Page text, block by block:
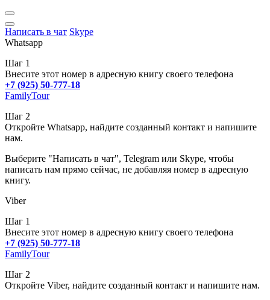
Написать в чат Skype
Whatsapp
Шаг 1
Внесите этот номер в адресную книгу своего телефона
+7 (925) 50-777-18
FamilyTour
Шаг 2
Откройте Whatsapp, найдите созданный контакт и напишите
нам.
Выберите "Написать в чат", Telegram или Skype, чтобы
написать нам прямо сейчас, не добавляя номер в адресную
книгу.
Viber
Шаг 1
Внесите этот номер в адресную книгу своего телефона
+7 (925) 50-777-18
FamilyTour
Шаг 2
Откройте Viber, найдите созданный контакт и напишите нам.